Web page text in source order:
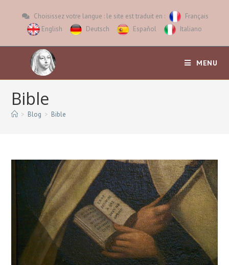
Choisissez votre langue : le site est traduit en :
Français
English
Deutsch Español Italiano
MENU
Bible
> Blog > Bible